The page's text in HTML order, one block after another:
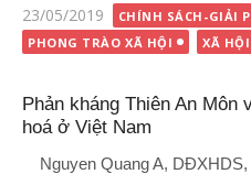
Đăng
vào
23/05/2019
CHÍNH SÁCH-GIẢI
PHONG TRÀO XÃ HỘI
XÃ
Phản kháng Thiên An Môn
hoá ở Việt Nam
Nguyen Quang A,